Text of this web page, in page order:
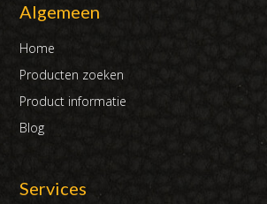
Algemeen
Home
Producten zoeken
Product informatie
Blog
Services